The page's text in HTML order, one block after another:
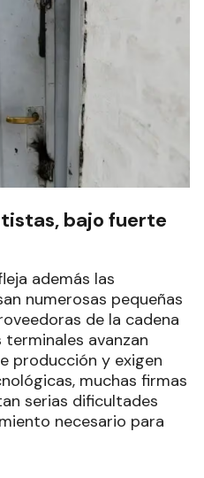
bajo fuerte
además las
numerosas pequeñas
de la cadena
avanzan
producción y exigen
muchas firmas
serias dificultades
necesario para